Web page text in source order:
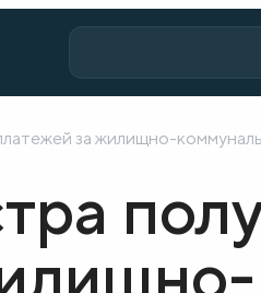
за жилищно-